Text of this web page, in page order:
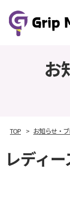
お
TOP お知らせ・
レディ